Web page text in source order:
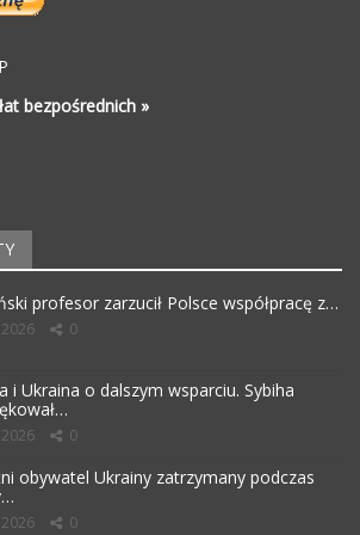
bezpośrednich »
profesor zarzucił Polsce współpracę z…
0
i Ukraina o dalszym wsparciu. Sybiha
0
obywatel Ukrainy zatrzymany podczas
0